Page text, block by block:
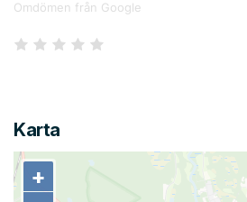
Omdömen från Google
Karta
+
+